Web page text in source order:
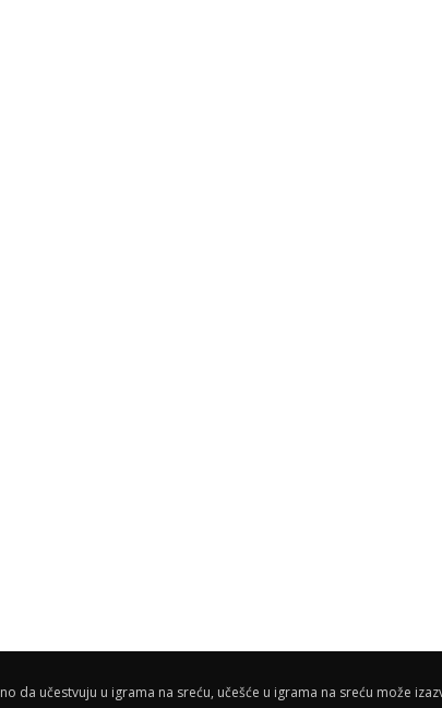
da učestvuju u igrama na sreću, učešće u igrama na sreću može